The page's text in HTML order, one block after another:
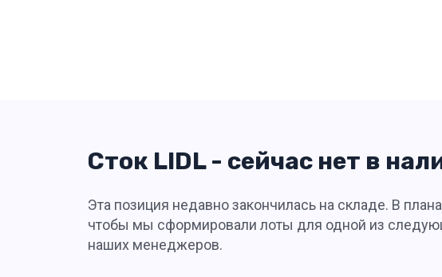
Сток LIDL - сейчас нет в
Эта позиция недавно закончилась на складе. В
чтобы мы сформировали лоты для одной из
наших менеджеров.